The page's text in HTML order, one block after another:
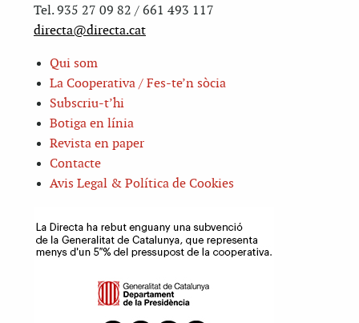
Tel. 935 27 09 82 / 661 493 117
directa@directa.cat
Qui som
La Cooperativa / Fes-te’n sòcia
Subscriu-t’hi
Botiga en línia
Revista en paper
Contacte
Avis Legal & Política de Cookies